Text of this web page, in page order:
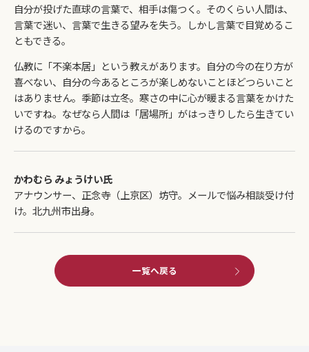
自分が投げた直球の言葉で、相手は傷つく。そのくらい人間は、
言葉で迷い、言葉で生きる望みを失う。しかし言葉で目覚めるこ
ともできる。
仏教に「不楽本居」という教えがあります。自分の今の在り方が
喜べない、自分の今あるところが楽しめないことほどつらいこと
はありません。季節は立冬。寒さの中に心が暖まる言葉をかけた
いですね。なぜなら人間は「居場所」がはっきりしたら生きてい
けるのですから。
かわむら みょうけい氏
アナウンサー、正念寺（上京区）坊守。メールで悩み相談受け付
け。北九州市出身。
一覧へ戻る